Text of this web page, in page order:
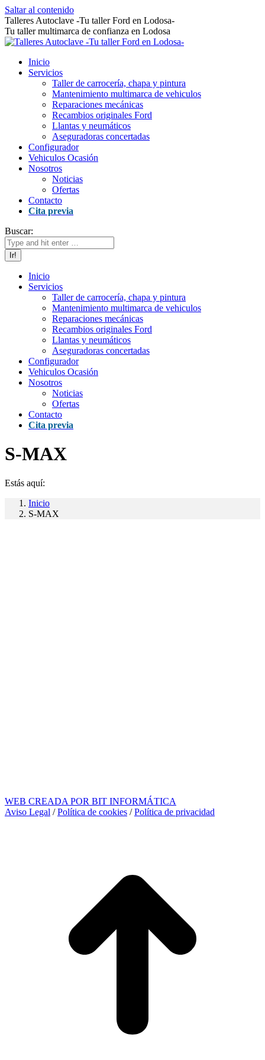
Saltar al contenido
Talleres Autoclave -Tu taller Ford en Lodosa-
Tu taller multimarca de confianza en Lodosa
Inicio
Servicios
Taller de carrocería, chapa y pintura
Mantenimiento multimarca de vehiculos
Reparaciones mecánicas
Recambios originales Ford
Llantas y neumáticos
Aseguradoras concertadas
Configurador
Vehiculos Ocasión
Nosotros
Noticias
Ofertas
Contacto
Cita previa
Buscar:
Inicio
Servicios
Taller de carrocería, chapa y pintura
Mantenimiento multimarca de vehiculos
Reparaciones mecánicas
Recambios originales Ford
Llantas y neumáticos
Aseguradoras concertadas
Configurador
Vehiculos Ocasión
Nosotros
Noticias
Ofertas
Contacto
Cita previa
S-MAX
Estás aquí:
Inicio
S-MAX
WEB CREADA POR BIT INFORMÁTICA
Aviso Legal /Política de cookies /Política de privacidad